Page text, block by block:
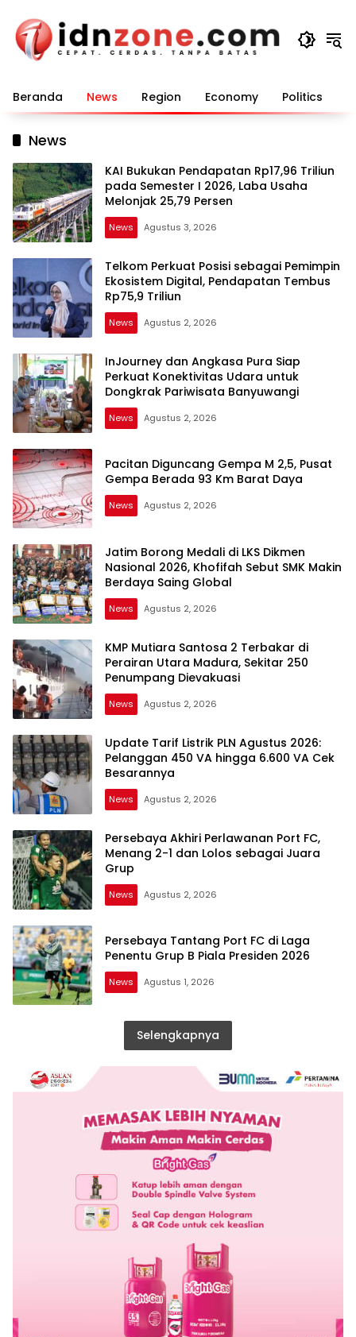
konten
Beranda News Region Economy Politics
News
KAI Bukukan Pendapatan Rp17,96 Triliun
pada Semester I 2026, Laba Usaha
Melonjak 25,79 Persen
News Agustus 3, 2026
Telkom Perkuat Posisi sebagai Pemimpin
Ekosistem Digital, Pendapatan Tembus
Rp75,9 Triliun
News Agustus 2, 2026
InJourney dan Angkasa Pura Siap
Perkuat Konektivitas Udara untuk
Dongkrak Pariwisata Banyuwangi
News Agustus 2, 2026
Pacitan Diguncang Gempa M 2,5, Pusat
Gempa Berada 93 Km Barat Daya
News Agustus 2, 2026
Jatim Borong Medali di LKS Dikmen
Nasional 2026, Khofifah Sebut SMK Makin
Berdaya Saing Global
News Agustus 2, 2026
KMP Mutiara Santosa 2 Terbakar di
Perairan Utara Madura, Sekitar 250
Penumpang Dievakuasi
News Agustus 2, 2026
Update Tarif Listrik PLN Agustus 2026:
Pelanggan 450 VA hingga 6.600 VA Cek
Besarannya
News Agustus 2, 2026
Persebaya Akhiri Perlawanan Port FC,
Menang 2-1 dan Lolos sebagai Juara
Grup
News Agustus 2, 2026
Persebaya Tantang Port FC di Laga
Penentu Grup B Piala Presiden 2026
News Agustus 1, 2026
Selengkapnya